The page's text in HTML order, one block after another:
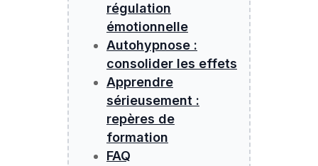
régulation
émotionnelle
Autohypnose :
consolider les effets
Apprendre
sérieusement :
repères de
formation
FAQ